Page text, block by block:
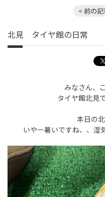
< 前の
北見 タイヤ館の日常
本日の
いやー暑いですね、、湿